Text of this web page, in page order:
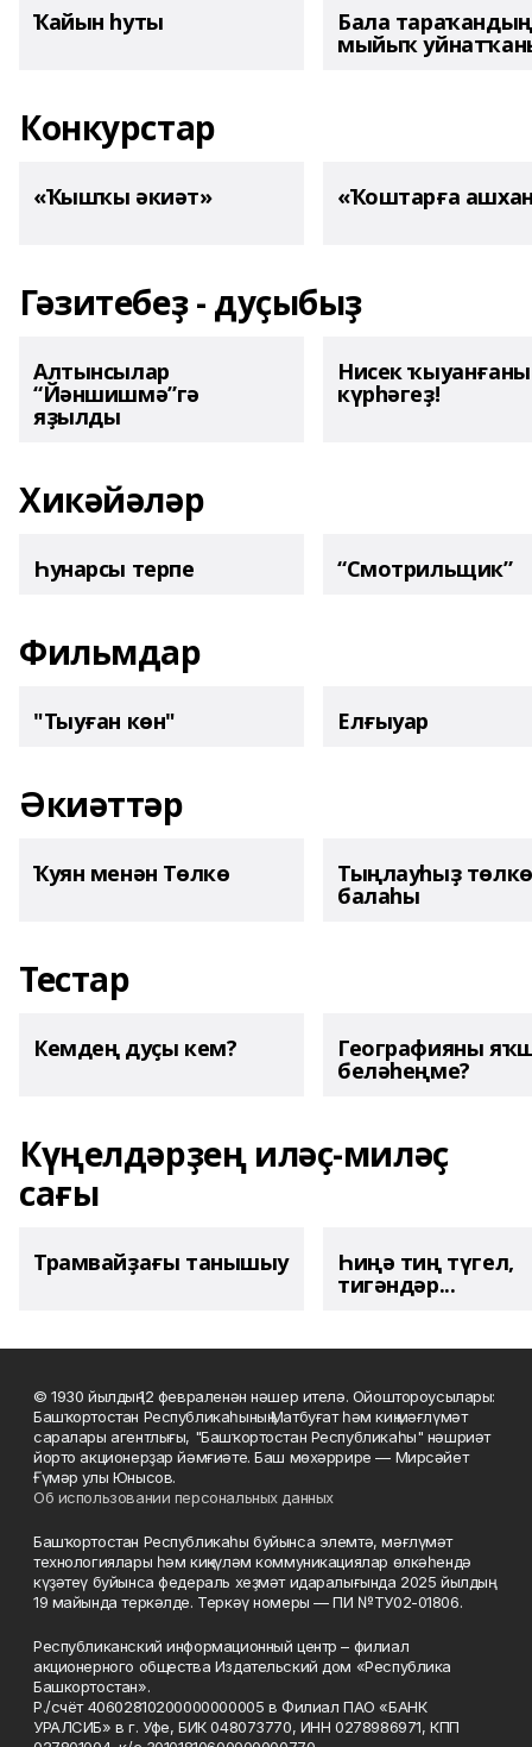
Ҡайын һуты Бала тараҡандың
мыйыҡ
Конкурстар
«Ҡышҡы әкиәт» «Ҡоштарға
Гәзитебеҙ - дуҫыбыҙ
Алтынсылар
“Йәншишмә”гә
яҙылды
Нисек
күрһәгеҙ!
Хикәйәләр
Һунарсы терпе “Смотрильщик”
Фильмдар
"Тыуған көн" Елғыуар
Әкиәттәр
Ҡуян менән Төлкө Тыңлауһыҙ төлкө
балаһы
Тестар
Кемдең дуҫы кем? Географияны
беләһеңме?
Күңелдәрҙең иләҫ-миләҫ
сағы
Трамвайҙағы танышыу Һиңә тиң түгел,
тигәндәр...
© 1930 йылдың 12 февраленән нәшер ителә. Ойоштороусылары:
Башҡортостан Республикаһының Матбуғат һәм киң мәғлүмәт
саралары агентлығы, "Башҡортостан Республикаһы" нәшриәт
йорто акционерҙар йәмғиәте. Баш мөхәррире — Мирсәйет
Ғүмәр улы Юнысов.
Об использовании персональных данных
Башҡортостан Республикаһы буйынса элемтә, мәғлүмәт
технологиялары һәм киңкүләм коммуникациялар өлкәһендә
күҙәтеү буйынса федераль хеҙмәт идаралығында 2025 йылдың
19 майында теркәлде. Теркәү номеры — ПИ №ТУ02-01806.
Республиканский информационный центр – филиал
акционерного общества Издательский дом «Республика
Башкортостан».
Р./счёт 40602810200000000005 в Филиал ПАО «БАНК
УРАЛСИБ» в г. Уфе, БИК 048073770, ИНН 0278986971, КПП